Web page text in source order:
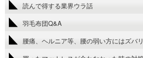
読んで得する業界ウラ話
羽毛布団Q&A
腰痛、ヘルニア等、腰の弱い方にはズバ